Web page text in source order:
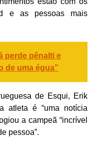
e as pessoas mais
perde pênalti e
de uma égua”
de Esqui, Erik
atleta é “uma notícia
a campeã “incrível
pessoa”.